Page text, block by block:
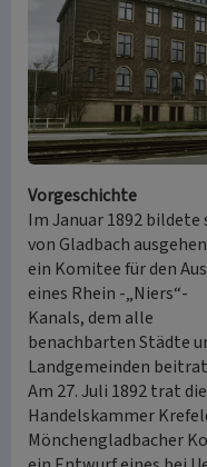
Vorgeschichte
Im Januar 1892 bildete
von Gladbach
ein Komitee für den
eines Rhein -„Niers“-
Kanals, dem alle
benachbarten Städte
Landgemeinden
Am 27. Juli 1892 trat
Handelskammer
Mönchengladbacher